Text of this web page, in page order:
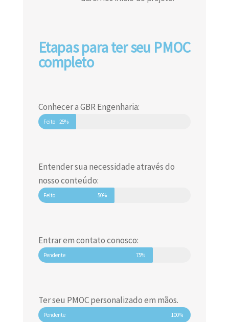
Etapas para ter seu PMOC
completo
Conhecer a GBR Engenharia:
Feito 25%
Entender sua necessidade através do
nosso conteúdo:
Feito 50%
Entrar em contato conosco:
Pendente 75%
Ter seu PMOC personalizado em mãos.
Pendente 100%